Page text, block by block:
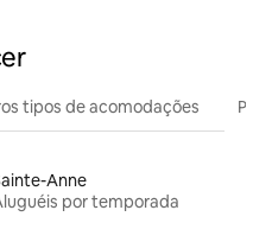
tipos de acomodações
Anne
por temporada